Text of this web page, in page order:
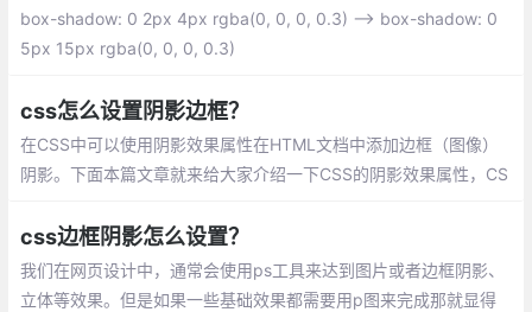
box-shadow: 0 2px 4px rgba(0, 0, 0, 0.3) --> box-shadow: 0
5px 15px rgba(0, 0, 0, 0.3)
css怎么设置阴影边框？
在CSS中可以使用阴影效果属性在HTML文档中添加边框（图像）
阴影。下面本篇文章就来给大家介绍一下CSS的阴影效果属性，CS
css边框阴影怎么设置？
我们在网页设计中，通常会使用ps工具来达到图片或者边框阴影、
立体等效果。但是如果一些基础效果都需要用p图来完成那就显得